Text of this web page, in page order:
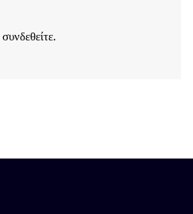
συνδεθείτε.